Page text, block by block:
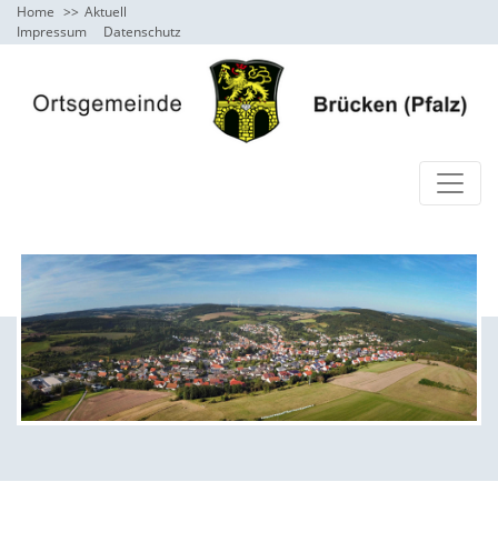
Home
Aktuell
Impressum
Datenschutz